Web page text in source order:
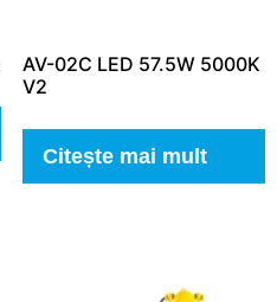
AV-02C LED 57.5W 5000K
V2
Citește mai mult